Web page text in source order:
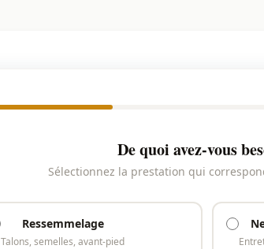
De quoi avez-vous
Sélectionnez la prestation qui
Ressemmelage
Talons, semelles, avant-pied